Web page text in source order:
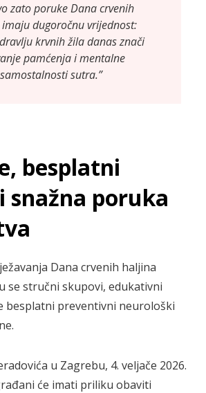
zato poruke Dana crvenih
dugoročnu vrijednost:
krvnih žila danas znači
pamćenja i mentalne
samostalnosti sutra.”
besplatni
snažna poruka
Dana crvenih haljina
se stručni skupovi, edukativni
besplatni preventivni neurološki
u Zagrebu, 4. veljače 2026.
će imati priliku obaviti